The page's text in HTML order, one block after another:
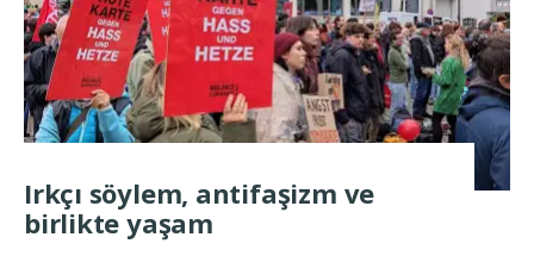
Irkçı söylem, antifaşizm ve
birlikte yaşam